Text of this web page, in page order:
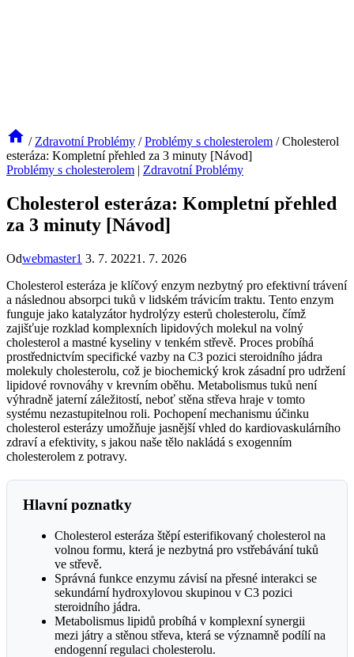
/ Zdravotní Problémy / Problémy s cholesterolem / Cholesterol
esteráza: Kompletní přehled za 3 minuty [Návod]
Problémy s cholesterolem | Zdravotní Problémy
Cholesterol esteráza: Kompletní přehled
za 3 minuty [Návod]
Odwebmaster1 3. 7. 20221. 7. 2026
Cholesterol esteráza je klíčový enzym nezbytný pro efektivní trávení
a následnou absorpci tuků v lidském trávicím traktu. Tento enzym
funguje jako katalyzátor hydrolýzy esterů cholesterolu, čímž
zajišťuje rozklad komplexních lipidových molekul na volný
cholesterol a mastné kyseliny v tenkém střevě. Proces probíhá
prostřednictvím specifické vazby na C3 pozici steroidního jádra
molekuly cholesterolu, což je biochemický krok zásadní pro udržení
lipidové rovnováhy v krevním oběhu. Metabolismus tuků není
výhradně jaterní záležitostí, neboť stěna střeva hraje v tomto
systému nezastupitelnou roli. Pochopení mechanismu účinku
cholesterol esterázy umožňuje jasnější vhled do kardiovaskulárního
zdraví a efektivity, s jakou naše tělo nakládá s exogenním
cholesterolem z potravy.
Hlavní poznatky
Cholesterol esteráza štěpí esterifikovaný cholesterol na
volnou formu, která je nezbytná pro vstřebávání tuků
ve střevě.
Správná funkce enzymu závisí na přesné interakci se
sekundární hydroxylovou skupinou v C3 pozici
steroidního jádra.
Metabolismus lipidů probíhá v komplexní synergii
mezi játry a stěnou střeva, která se významně podílí na
endogenní regulaci cholesterolu.